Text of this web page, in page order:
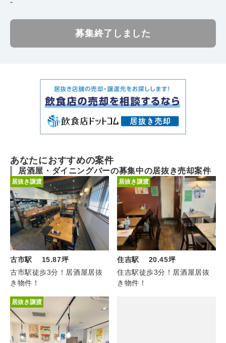
-
募集終了しました
あなたにおすすめの案件
居酒屋・ダイニングバーの募集中の居抜き売却案件
居抜き譲渡
古市駅 15.87坪
古市駅徒歩3分！居酒屋居抜
き物件！
居抜き譲渡
住吉駅 20.45坪
住吉駅徒歩3分！居酒屋居抜
き物件！
居抜き譲渡